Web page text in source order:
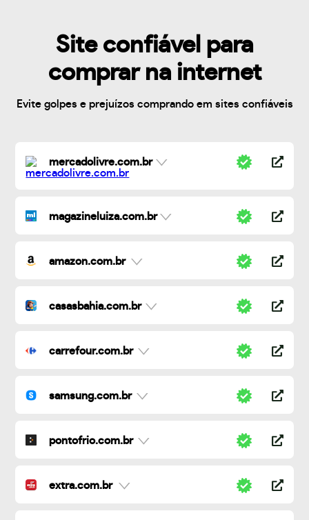
Site confiável para
comprar na internet
Evite golpes e prejuízos comprando em sites confiáveis
mercadolivre.com.br
magazineluiza.com.br
amazon.com.br
casasbahia.com.br
carrefour.com.br
samsung.com.br
pontofrio.com.br
extra.com.br